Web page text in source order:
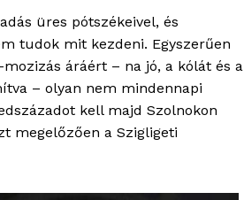
üres pótszékeivel, és
tudok mit kezdeni. Egyszerűen
áráért – na jó, a kólát és a
– olyan nem mindennapi
kell majd Szolnokon
megelőzően a Szigligeti